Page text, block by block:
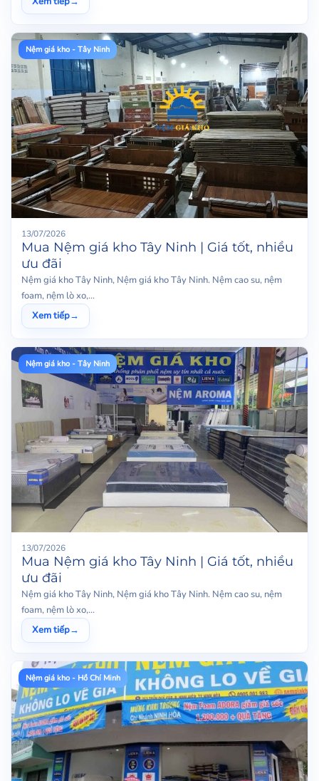
Nệm giá kho - Tây Ninh
13/07/2026
Mua Nệm giá kho Tây Ninh | Giá tốt, nhiều
ưu đãi
Nệm giá kho Tây Ninh, Nệm giá kho Tây Ninh. Nệm cao su, nệm
foam, nệm lò xo,...
Xem tiếp→
Nệm giá kho - Tây Ninh
13/07/2026
Mua Nệm giá kho Tây Ninh | Giá tốt, nhiều
ưu đãi
Nệm giá kho Tây Ninh, Nệm giá kho Tây Ninh. Nệm cao su, nệm
foam, nệm lò xo,...
Xem tiếp→
Nệm giá kho - Hồ Chí Minh